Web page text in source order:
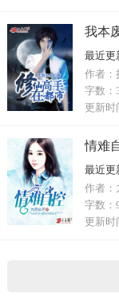
我本
最近更
作者：
字数：
更新时
情难
最近更
作者：
字数：
更新时